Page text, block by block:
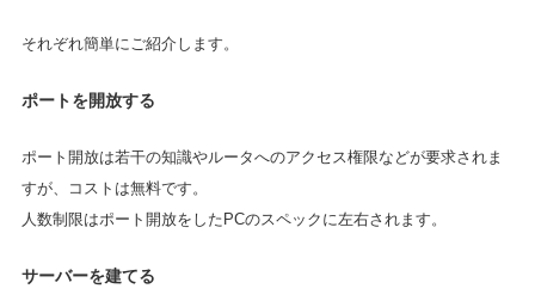
それぞれ簡単にご紹介します。
ポートを開放する
ポート開放は若干の知識やルータへのアクセス権限などが要求されま
すが、コストは無料です。
人数制限はポート開放をしたPCのスペックに左右されます。
サーバーを建てる